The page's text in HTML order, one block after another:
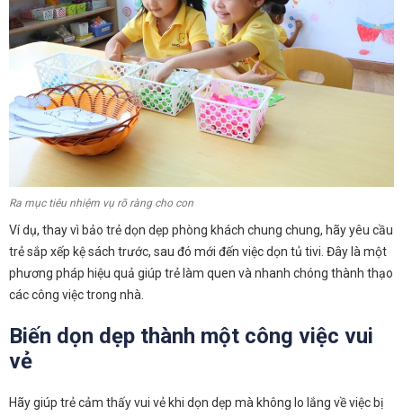
Ra mục tiêu nhiệm vụ rõ ràng cho con
Ví dụ, thay vì bảo trẻ dọn dẹp phòng khách chung chung, hãy yêu cầu
trẻ sắp xếp kệ sách trước, sau đó mới đến việc dọn tủ tivi. Đây là một
phương pháp hiệu quả giúp trẻ làm quen và nhanh chóng thành thạo
các công việc trong nhà.
Biến dọn dẹp thành một công việc vui
vẻ
Hãy giúp trẻ cảm thấy vui vẻ khi dọn dẹp mà không lo lắng về việc bị